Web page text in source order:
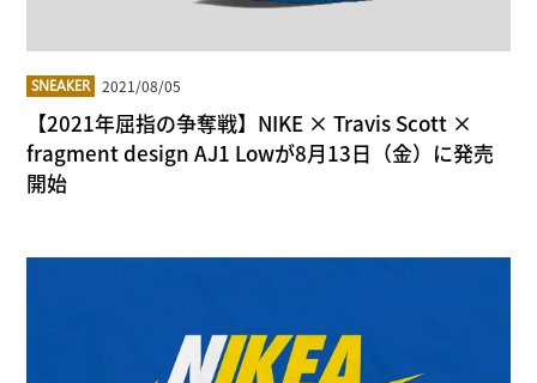
SNEAKER 2021/08/05
【2021年屈指の争奪戦】NIKE × Travis Scott ×
fragment design AJ1 Lowが8月13日（金）に発売
開始